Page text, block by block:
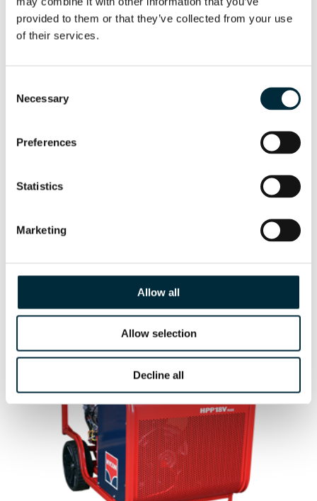
provided to them or that they’ve collected from your use
of their services.
Selection
Necessary
Preferences
Statistics
Marketing
Allow all
Allow selection
Decline all
POWER PACK HPP13 FLEX
POWER PACK HPP13D
HYCON hydraulic power pack